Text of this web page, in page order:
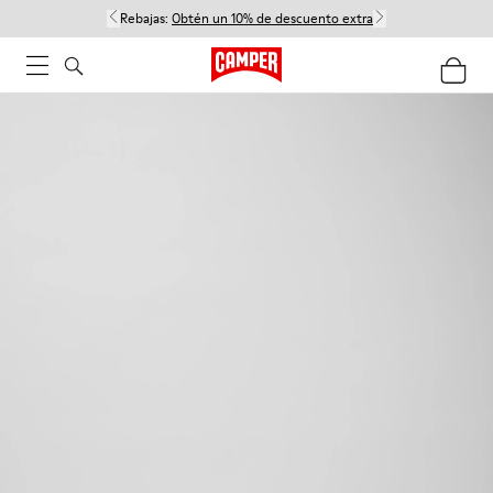
Rebajas: Obtén un 10% de descuento extra